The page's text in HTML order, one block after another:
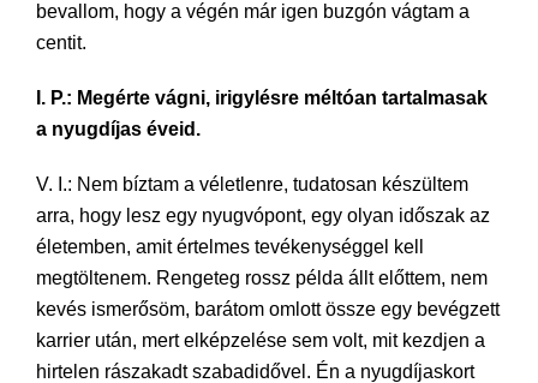
bevallom, hogy a végén már igen buzgón vágtam a
centit.
I. P.: Megérte vágni, irigylésre méltóan tartalmasak
a nyugdíjas éveid.
V. I.: Nem bíztam a véletlenre, tudatosan készültem
arra, hogy lesz egy nyugvópont, egy olyan időszak az
életemben, amit értelmes tevékenységgel kell
megtöltenem. Rengeteg rossz példa állt előttem, nem
kevés ismerősöm, barátom omlott össze egy bevégzett
karrier után, mert elképzelése sem volt, mit kezdjen a
hirtelen rászakadt szabadidővel. Én a nyugdíjaskort